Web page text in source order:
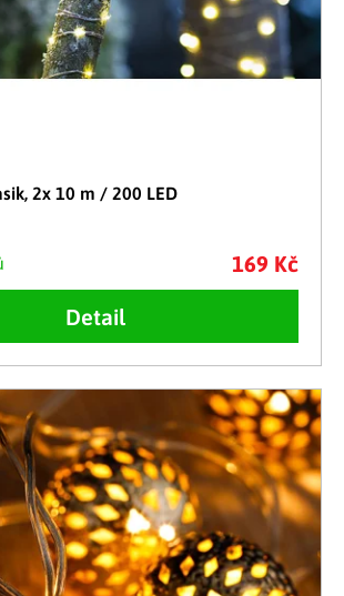
2x 10 m / 200 LED
169 Kč
Detail